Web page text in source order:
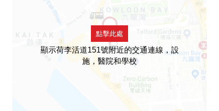
點擊此處
顯示荷李活道151號附近的交通連線，設
施，醫院和學校